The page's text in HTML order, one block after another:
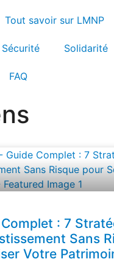
Tout savoir sur LMNP
Sécurité Solidarité
FAQ
: 7
Sans
Votre